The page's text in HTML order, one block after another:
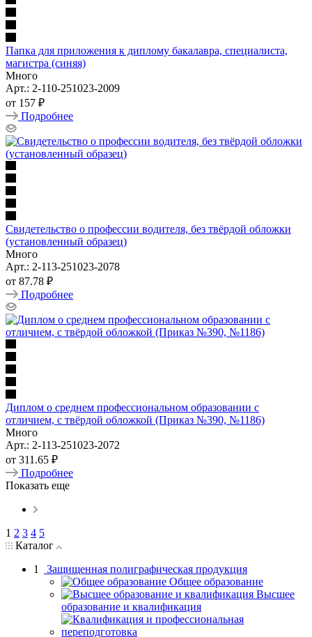
Папка для приложения к диплому бакалавра, специалиста,
магистра (синяя)
Много
Арт.: 2-110-251023-2009
от 157 ₽
Подробнее
Свидетельство о профессии водителя, без твёрдой обложки
(установленный образец)
Много
Арт.: 2-113-251023-2078
от 87.78 ₽
Подробнее
Диплом о среднем профессиональном образовании с
отличием, с твёрдой обложкой (Приказ №390, №1186)
Много
Арт.: 2-113-251023-2072
от 311.65 ₽
Подробнее
Показать еще
1 2 3 4 5
Каталог
1
Защищенная полиграфическая продукция
Общее образование
Высшее
образование и квалификация